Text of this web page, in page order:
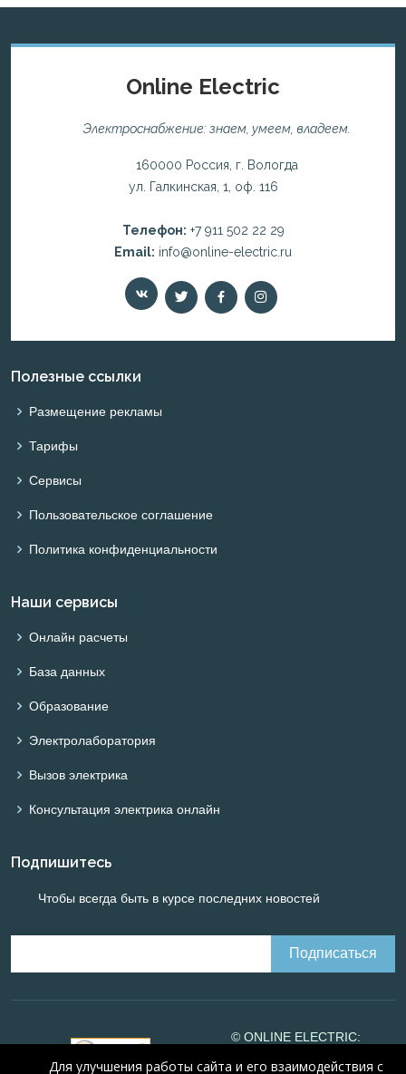
Online Electric
Электроснабжение: знаем, умеем, владеем.
160000 Россия, г. Вологда
ул. Галкинская, 1, оф. 116
Телефон: +7 911 502 22 29
Email: info@online-electric.ru
Полезные ссылки
Размещение рекламы
Тарифы
Сервисы
Пользовательское соглашение
Политика конфиденциальности
Наши сервисы
Онлайн расчеты
База данных
Образование
Электролаборатория
Вызов электрика
Консультация электрика онлайн
Подпишитесь
Чтобы всегда быть в курсе последних новостей
© ONLINE ELECTRIC:
Для улучшения работы сайта и его взаимодействия с